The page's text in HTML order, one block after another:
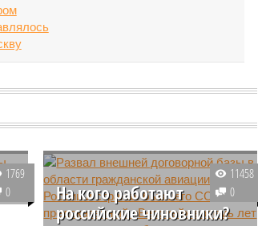
1769
0
На кого работают
российские чиновники?
11458
0